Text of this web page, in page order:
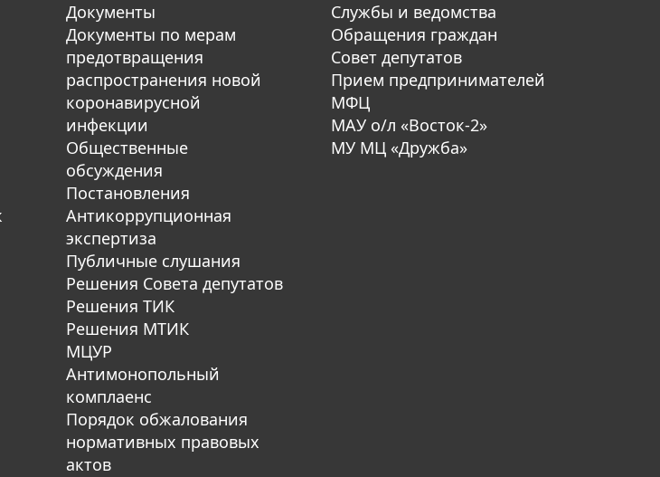
Документы
Документы по мерам
предотвращения
распространения новой
коронавирусной
инфекции
Общественные
обсуждения
Постановления
Антикоррупционная
экспертиза
Публичные слушания
Решения Совета депутатов
Решения ТИК
Решения МТИК
МЦУР
Антимонопольный
комплаенс
Порядок обжалования
нормативных правовых
актов
Службы и ведомства
Обращения граждан
Совет депутатов
Прием предпринимателей
МФЦ
МАУ о/л «Восток-2»
МУ МЦ «Дружба»